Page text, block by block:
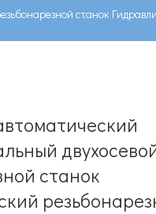
станок
станок